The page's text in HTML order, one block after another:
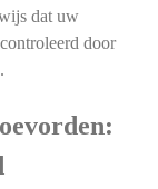
dat uw
door